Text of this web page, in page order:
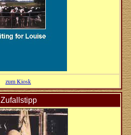
zum Kiosk
Zufallstipp